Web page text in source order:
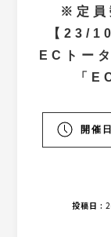
※定員
【23/
ECトー
「
開催
投稿日 :